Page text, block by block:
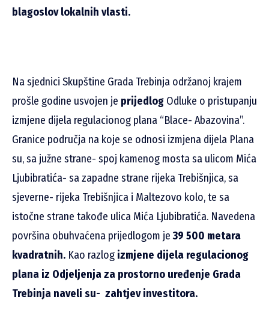
blagoslov lokalnih vlasti.
Na sjednici Skupštine Grada Trebinja održanoj krajem
prošle godine usvojen je prijedlog Odluke o pristupanju
izmjene dijela regulacionog plana “Blace- Abazovina”.
Granice područja na koje se odnosi izmjena dijela Plana
su, sa južne strane- spoj kamenog mosta sa ulicom Mića
Ljubibratića- sa zapadne strane rijeka Trebišnjica, sa
sjeverne- rijeka Trebišnjica i Maltezovo kolo, te sa
istočne strane takođe ulica Mića Ljubibratića. Navedena
površina obuhvaćena prijedlogom je 39 500 metara
kvadratnih. Kao razlog izmjene dijela regulacionog
plana iz Odjeljenja za prostorno uređenje Grada
Trebinja naveli su- zahtjev investitora.